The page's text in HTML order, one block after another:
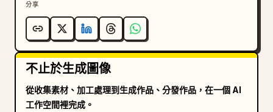
分享
不止於生成圖像
從收集素材、加工處理到生成作品、分發作品，在一個 AI
工作空間裡完成。